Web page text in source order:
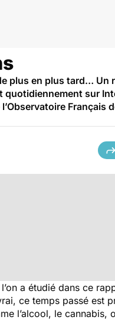
plus en plus tard… Un
quotidiennement sur
Français
a étudié dans ce
ce temps passé est
l’alcool, le cannabis,